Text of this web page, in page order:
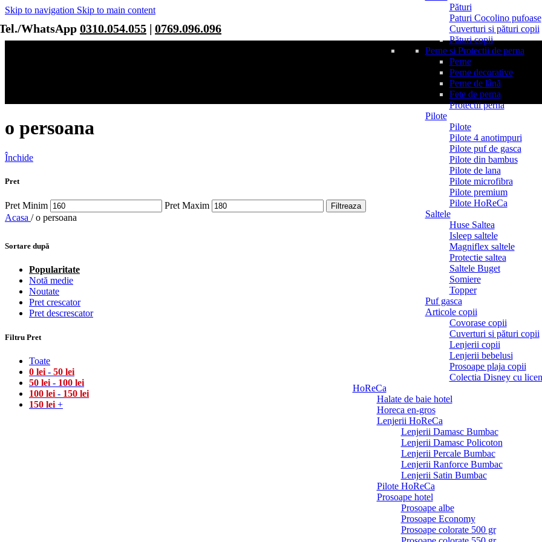
Skip to navigation Skip to main content
WhatsApp 0310.054.055 | 0769.096.096
Pături
Paturi Cocolino pufoase
Cuverturi si pături copii
Pături copii
Perne si Protectii de perna
Perne
Perne decorative
Perne de lână
Fete de perna
Protectii perna
Pilote
Pilote
Pilote 4 anotimpuri
Pilote puf de gasca
Pilote din bambus
Pilote de lana
Pilote microfibra
Pilote premium
Pilote HoReCa
Saltele
Huse Saltea
Isleep saltele
Magniflex saltele
Protectie saltea
Saltele Buget
Somiere
Topper
Puf gasca
Articole copii
Covorase copii
Cuverturi si pături copii
Lenjerii copii
Lenjerii bebelusi
Prosoape plaja copii
Colectia Disney cu
HoReCa
Halate de baie hotel
Horeca en-gros
Lenjerii HoReCa
Lenjerii Damasc Bumbac
Lenjerii Damasc Policoton
Lenjerii Percale Bumbac
Lenjerii Ranforce Bumbac
Lenjerii Satin Bumbac
Pilote HoReCa
Prosoape hotel
Prosoape albe
Prosoape Economy
Prosoape colorate 500 gr
o persoana
Închide
Pret
Pret Minim Pret Maxim Filtreaza
Acasa / o persoana
Sortare după
Popularitate
Notă medie
Noutate
Pret crescator
Pret descrescator
Filtru Pret
Toate
0 lei - 50 lei
50 lei - 100 lei
100 lei - 150 lei
150 lei +